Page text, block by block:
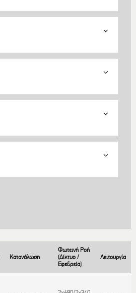
Κατανάλωση
Φωτεινή Ροή
(Δίκτυο /
Εφεδρεία)
Λειτουργία